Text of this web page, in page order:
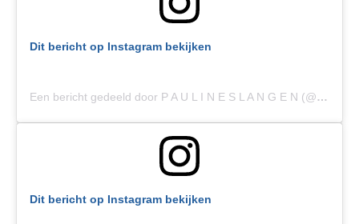
Dit bericht op Instagram bekijken
Een bericht gedeeld door P A U L I N E S L A N G E N (@paulineslangen)
Dit bericht op Instagram bekijken